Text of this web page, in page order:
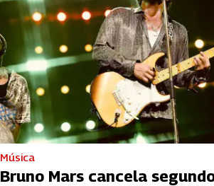
Música
Bruno Mars cancela